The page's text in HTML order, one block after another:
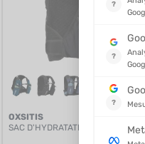
OXSITIS
SAC D'HYDRATATION GRAVITY 10L